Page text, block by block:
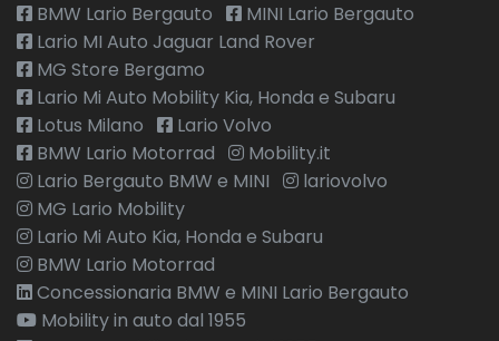
BMW Lario Bergauto
MINI Lario Bergauto
Lario MI Auto Jaguar Land Rover
MG Store Bergamo
Lario Mi Auto Mobility Kia, Honda e Subaru
Lotus Milano
Lario Volvo
BMW Lario Motorrad
Mobility.it
Lario Bergauto BMW e MINI
lariovolvo
MG Lario Mobility
Lario Mi Auto Kia, Honda e Subaru
BMW Lario Motorrad
Concessionaria BMW e MINI Lario Bergauto
Mobility in auto dal 1955